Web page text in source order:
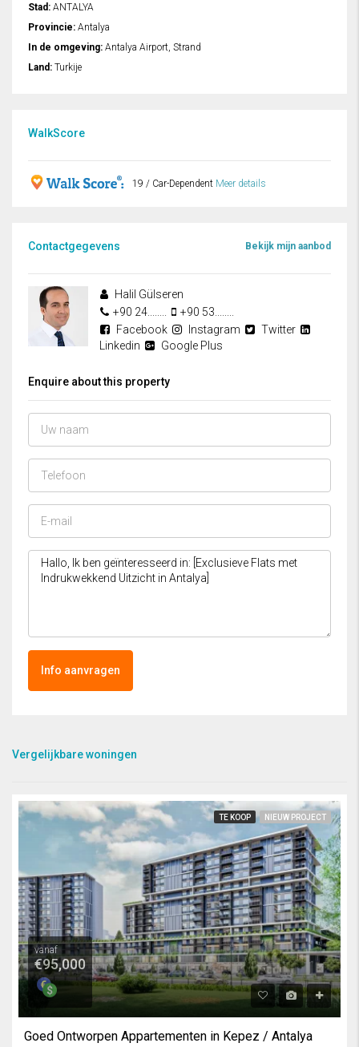
Stad: ANTALYA
Provincie: Antalya
In de omgeving: Antalya Airport, Strand
Land: Turkije
WalkScore
19 / Car-Dependent Meer details
Contactgegevens Bekijk mijn aanbod
Halil Gülseren
+90 24........
+90 53........
Facebook
Instagram
Twitter
Linkedin
Google Plus
Enquire about this property
Info aanvragen
Vergelijkbare woningen
TE KOOP NIEUW PROJECT
vanaf
€95,000
Goed Ontworpen Appartementen in Kepez / Antalya